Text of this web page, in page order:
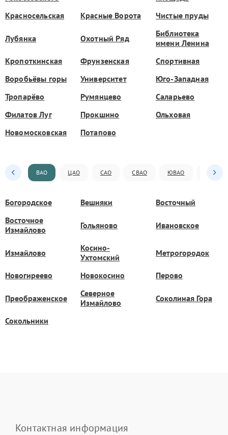
Красносельская
Красные Ворота Чистые пруды
Лубянка Охотный Ряд
Библиотека
имени Ленина
Кропоткинская
Фрунзенская
Спортивная
Воробьёвы горы
Университет
Юго-Западная
Тропарёво
Румянцево
Саларьево
Филатов Луг
Прокшино
Ольховая
Новомосковская
Потапово
ВАО ЦАО САО СВАО ЮВАО ЮАО
Богородское Вешняки
Восточный
Восточное
Измайлово
Гольяново Ивановское
Измайлово
Косино-
Ухтомский
Метрогородок
Новогиреево Новокосино Перово
Преображенское
Северное
Измайлово
Соколиная Гора
Сокольники
Контактная информация